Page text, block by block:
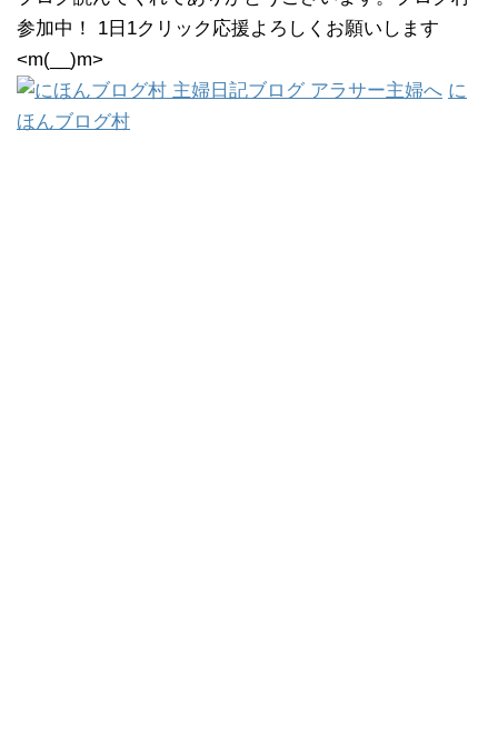
参加中！ 1日1クリック応援よろしくお願いします
<m(__)m>
に
ほんブログ村